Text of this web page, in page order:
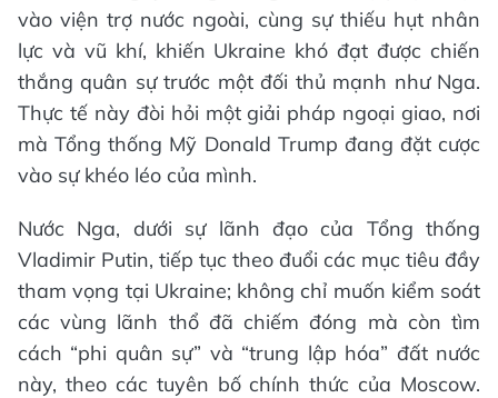
vào viện trợ nước ngoài, cùng sự thiếu hụt nhân
lực và vũ khí, khiến Ukraine khó đạt được chiến
thắng quân sự trước một đối thủ mạnh như Nga.
Thực tế này đòi hỏi một giải pháp ngoại giao, nơi
mà Tổng thống Mỹ Donald Trump đang đặt cược
vào sự khéo léo của mình.
Nước Nga, dưới sự lãnh đạo của Tổng thống
Vladimir Putin, tiếp tục theo đuổi các mục tiêu đầy
tham vọng tại Ukraine; không chỉ muốn kiểm soát
các vùng lãnh thổ đã chiếm đóng mà còn tìm
cách “phi quân sự” và “trung lập hóa” đất nước
này, theo các tuyên bố chính thức của Moscow.